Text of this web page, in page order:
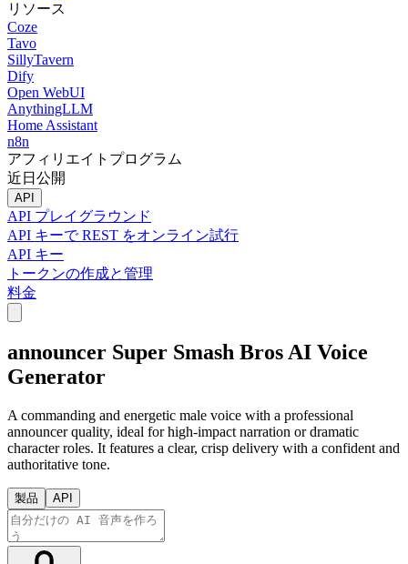
リソース
Coze
Tavo
SillyTavern
Dify
Open WebUI
AnythingLLM
Home Assistant
n8n
アフィリエイトプログラム
近日公開
API
API プレイグラウンド
API キーで REST をオンライン試行
API キー
トークンの作成と管理
料金
announcer Super Smash Bros AI Voice
Generator
A commanding and energetic male voice with a professional
announcer quality, ideal for high-impact narration or dramatic
character roles. It features a clear, crisp delivery with a confident and
authoritative tone.
製品 API